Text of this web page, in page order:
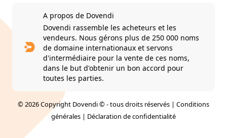
A propos de Dovendi
Dovendi rassemble les acheteurs et les
vendeurs. Nous gérons plus de 250 000 noms
de domaine internationaux et servons
d'intermédiaire pour la vente de ces noms,
dans le but d'obtenir un bon accord pour
toutes les parties.
© 2026 Copyright Dovendi © - tous droits réservés | Conditions
générales | Déclaration de confidentialité